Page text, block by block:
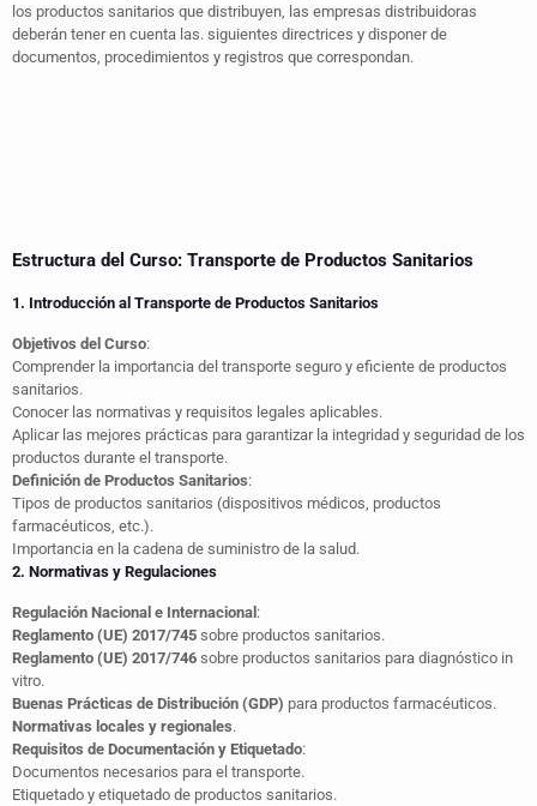
los productos sanitarios que distribuyen, las empresas distribuidoras
deberán tener en cuenta las. siguientes directrices y disponer de
documentos, procedimientos y registros que correspondan.
Estructura del Curso: Transporte de Productos Sanitarios
1. Introducción al Transporte de Productos Sanitarios
Objetivos del Curso:
Comprender la importancia del transporte seguro y eficiente de productos
sanitarios.
Conocer las normativas y requisitos legales aplicables.
Aplicar las mejores prácticas para garantizar la integridad y seguridad de los
productos durante el transporte.
Definición de Productos Sanitarios:
Tipos de productos sanitarios (dispositivos médicos, productos
farmacéuticos, etc.).
Importancia en la cadena de suministro de la salud.
2. Normativas y Regulaciones
Regulación Nacional e Internacional:
Reglamento (UE) 2017/745 sobre productos sanitarios.
Reglamento (UE) 2017/746 sobre productos sanitarios para diagnóstico in
vitro.
Buenas Prácticas de Distribución (GDP) para productos farmacéuticos.
Normativas locales y regionales.
Requisitos de Documentación y Etiquetado:
Documentos necesarios para el transporte.
Etiquetado y etiquetado de productos sanitarios.